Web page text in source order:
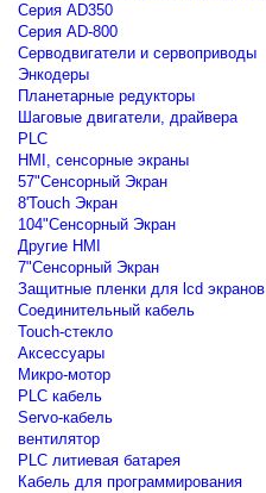
Серия AD350
Серия AD-800
Серводвигатели и сервоприводы
Энкодеры
Планетарные редукторы
Шаговые двигатели, драйвера
PLC
HMI, сенсорные экраны
57"Сенсорный Экран
8'Touch Экран
104"Сенсорный Экран
Другие HMI
7"Сенсорный Экран
Защитные пленки для lcd экранов
Соединительный кабель
Touch-стекло
Аксессуары
Микро-мотор
PLC кабель
Servo-кабель
вентилятор
PLC литиевая батарея
Кабель для программирования